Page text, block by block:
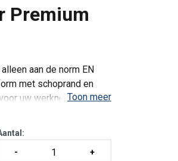
Premium
aan de norm EN
met schoprand en
uw werknemer.Toon meer